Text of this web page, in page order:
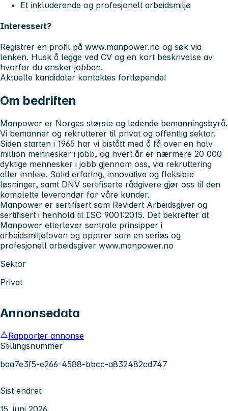
Et inkluderende og profesjonelt arbeidsmiljø
Interessert?
Registrer en profil på www.manpower.no og søk via
lenken. Husk å legge ved CV og en kort beskrivelse av
hvorfor du ønsker jobben.
Aktuelle kandidater kontaktes fortløpende!
Om bedriften
Manpower er Norges største og ledende bemanningsbyrå.
Vi bemanner og rekrutterer til privat og offentlig sektor.
Siden starten i 1965 har vi bistått med å få over en halv
million mennesker i jobb, og hvert år er nærmere 20 000
dyktige mennesker i jobb gjennom oss, via rekruttering
eller innleie. Solid erfaring, innovative og fleksible
løsninger, samt DNV sertifiserte rådgivere gjør oss til den
komplette leverandør for våre kunder.
Manpower er sertifisert som Revidert Arbeidsgiver og
sertifisert i henhold til ISO 9001:2015. Det bekrefter at
Manpower etterlever sentrale prinsipper i
arbeidsmiljøloven og opptrer som en seriøs og
profesjonell arbeidsgiver www.manpower.no
Sektor
Privat
Annonsedata
Rapporter annonse
Stillingsnummer
baa7e3f5-e266-4588-bbcc-a832482cd747
Sist endret
15. juni 2026